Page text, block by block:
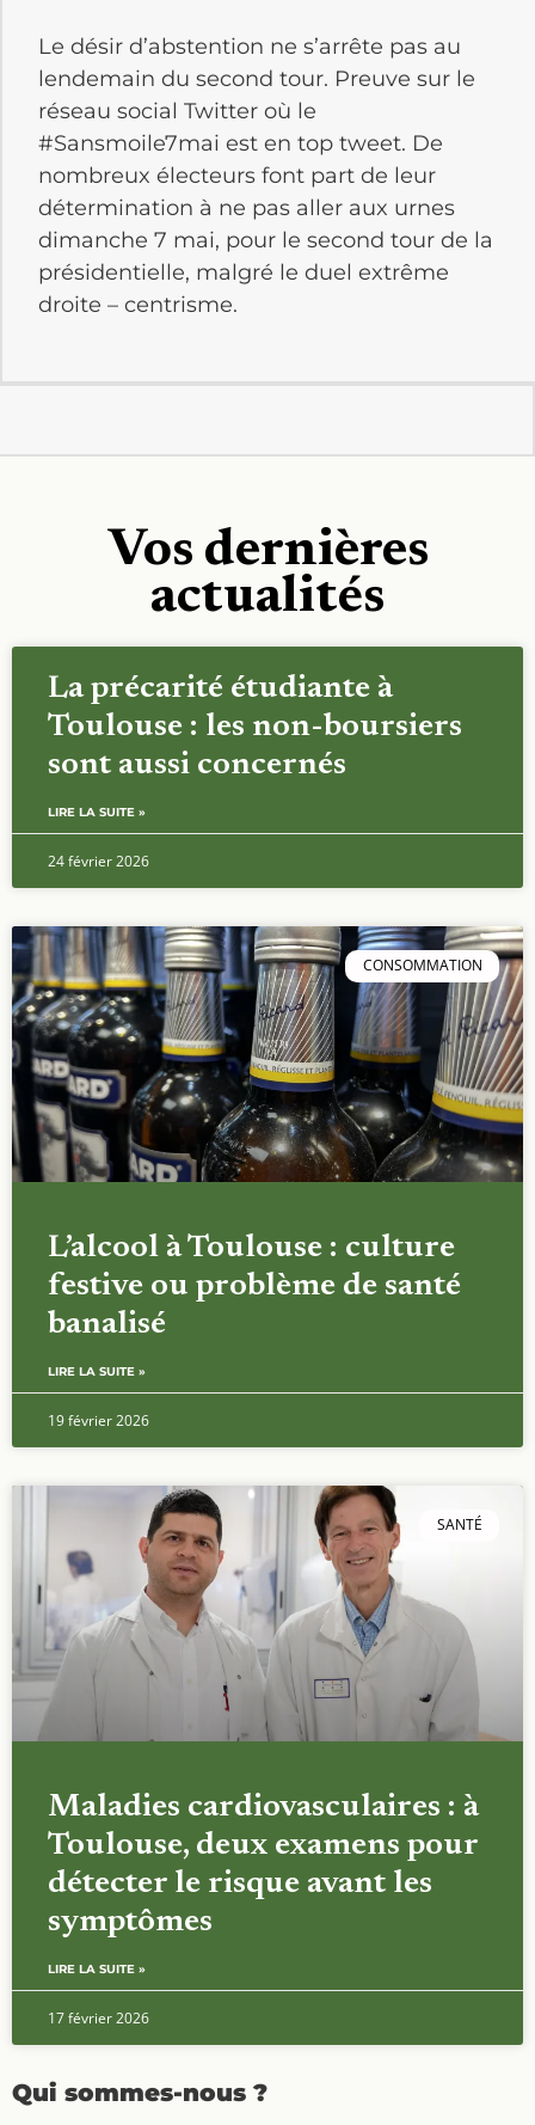
Le désir d’abstention ne s’arrête pas au
lendemain du second tour. Preuve sur le
réseau social Twitter où le
#Sansmoile7mai est en top tweet. De
nombreux électeurs font part de leur
détermination à ne pas aller aux urnes
dimanche 7 mai, pour le second tour de la
présidentielle, malgré le duel extrême
droite – centrisme.
Vos dernières
actualités
La précarité étudiante à
Toulouse : les non-boursiers
sont aussi concernés
LIRE LA SUITE »
24 février 2026
CONSOMMATION
L’alcool à Toulouse : culture
festive ou problème de santé
banalisé
LIRE LA SUITE »
19 février 2026
SANTÉ
Maladies cardiovasculaires : à
Toulouse, deux examens pour
détecter le risque avant les
symptômes
LIRE LA SUITE »
17 février 2026
Qui sommes-nous ?